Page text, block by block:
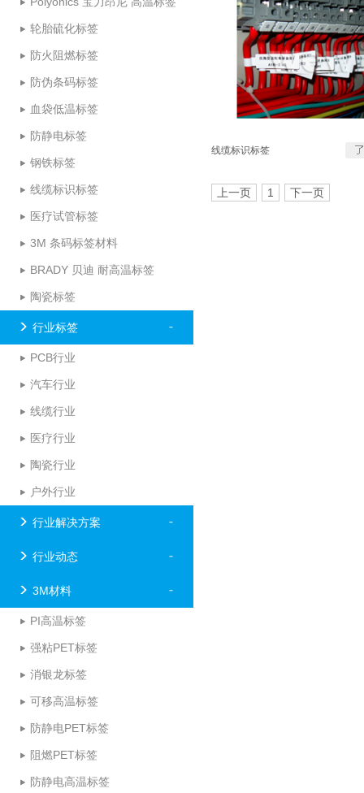
轮胎硫化标签
防火阻燃标签
防伪条码标签
血袋低温标签
防静电标签
钢铁标签
线缆标识标签
医疗试管标签
3M 条码标签材料
BRADY 贝迪 耐高温标签
陶瓷标签
行业标签
PCB行业
汽车行业
线缆行业
医疗行业
陶瓷行业
户外行业
行业解决方案
行业动态
3M材料
PI高温标签
强粘PET标签
消银龙标签
可移高温标签
防静电PET标签
阻燃PET标签
防静电高温标签
线缆标识标签
上一页 1 下一页